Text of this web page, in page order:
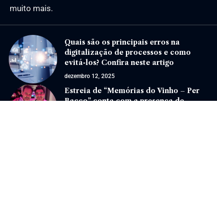
muito mais.
Quais são os principais erros na
digitalização de processos e como
evitá-los? Confira neste artigo
dezembro 12, 2025
Estreia de “Memórias do Vinho – Per
Bacco” conta com a presença de